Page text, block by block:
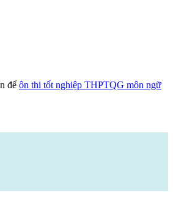
để ôn thi tốt nghiệp THPTQG môn ngữ